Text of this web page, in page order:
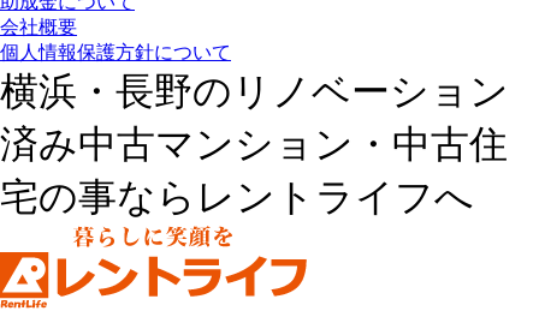
会社概要
個人情報保護方針について
横浜・長野のリノベーション
済み中古マンション・中古住
宅の事ならレントライフへ